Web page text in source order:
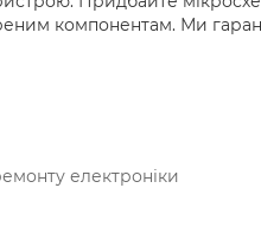
компонентам. Ми
електроніки